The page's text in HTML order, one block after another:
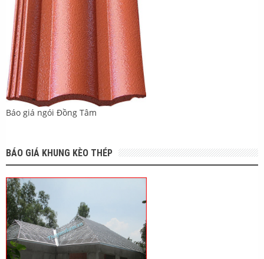
Báo giá ngói Đồng Tâm
BÁO GIÁ KHUNG KÈO THÉP